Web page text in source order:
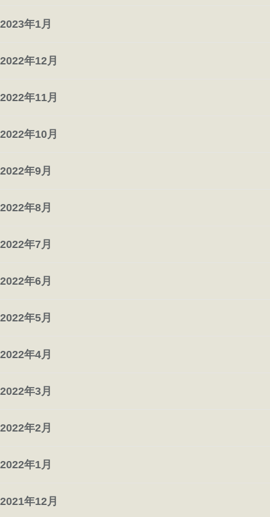
2023年1月
2022年12月
2022年11月
2022年10月
2022年9月
2022年8月
2022年7月
2022年6月
2022年5月
2022年4月
2022年3月
2022年2月
2022年1月
2021年12月